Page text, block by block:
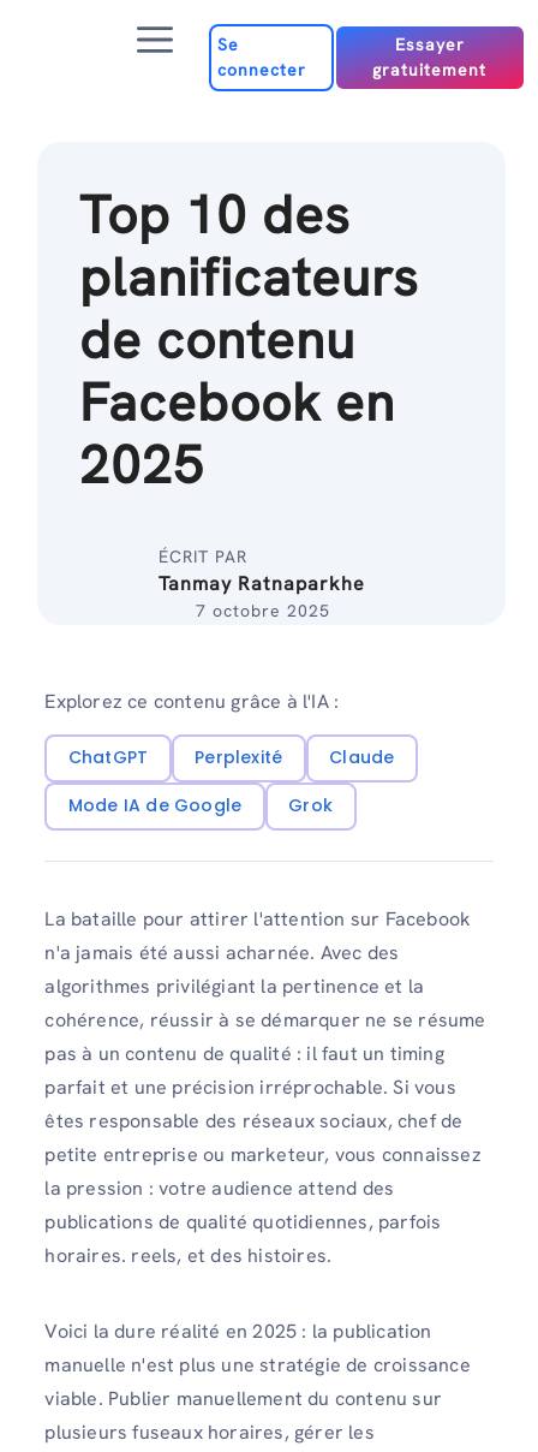
Menu
Se
connecter
Essayer
gratuitement
Top 10 des
planificateurs
de contenu
Facebook en
2025
ÉCRIT PAR
Tanmay Ratnaparkhe
7 octobre 2025
Explorez ce contenu grâce à l'IA :
ChatGPT Perplexité
Claude
Mode IA de Google
Grok
La bataille pour attirer l'attention sur Facebook
n'a jamais été aussi acharnée. Avec des
algorithmes privilégiant la pertinence et la
cohérence, réussir à se démarquer ne se résume
pas à un contenu de qualité : il faut un timing
parfait et une précision irréprochable. Si vous
êtes responsable des réseaux sociaux, chef de
petite entreprise ou marketeur, vous connaissez
la pression : votre audience attend des
publications de qualité quotidiennes, parfois
horaires. reels, et des histoires.
Voici la dure réalité en 2025 : la publication
manuelle n'est plus une stratégie de croissance
viable. Publier manuellement du contenu sur
plusieurs fuseaux horaires, gérer les